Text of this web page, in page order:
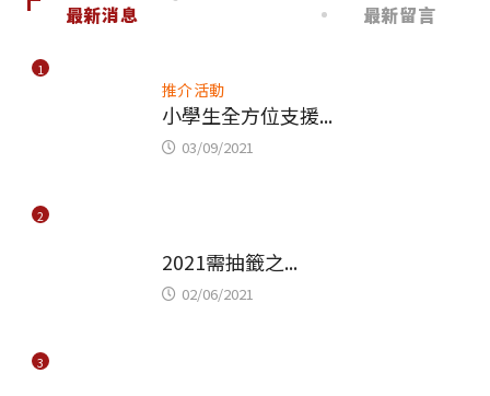
最新消息 最新留言
1
推介活動
小學生全方位支援...
03/09/2021
2
2021需抽籤之...
02/06/2021
3